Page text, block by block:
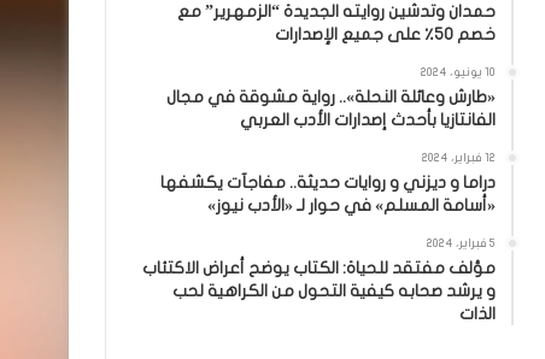
حمدان وتدشين روايته الجديدة “الزمهرير” مع
خصم 50٪ على جميع الإصدارات
10 يونيو، 2024
«طارش وعائلة النحلة».. رواية مشوقة في مجال
الفانتازيا بأحدث إصدارات الأدب العربي
12 فبراير، 2024
دراما و ديزني و روايات حديثة.. مفاجآت يكشفها
«أسامة المسلم» في حوار لـ «الأدب نيوز»
5 فبراير، 2024
مؤلف مفتقد للحياة: الكتاب يوضح أعراض الاكتئاب
و يرشد صحابه كيفية التحول من الكراهية لحب
الذات